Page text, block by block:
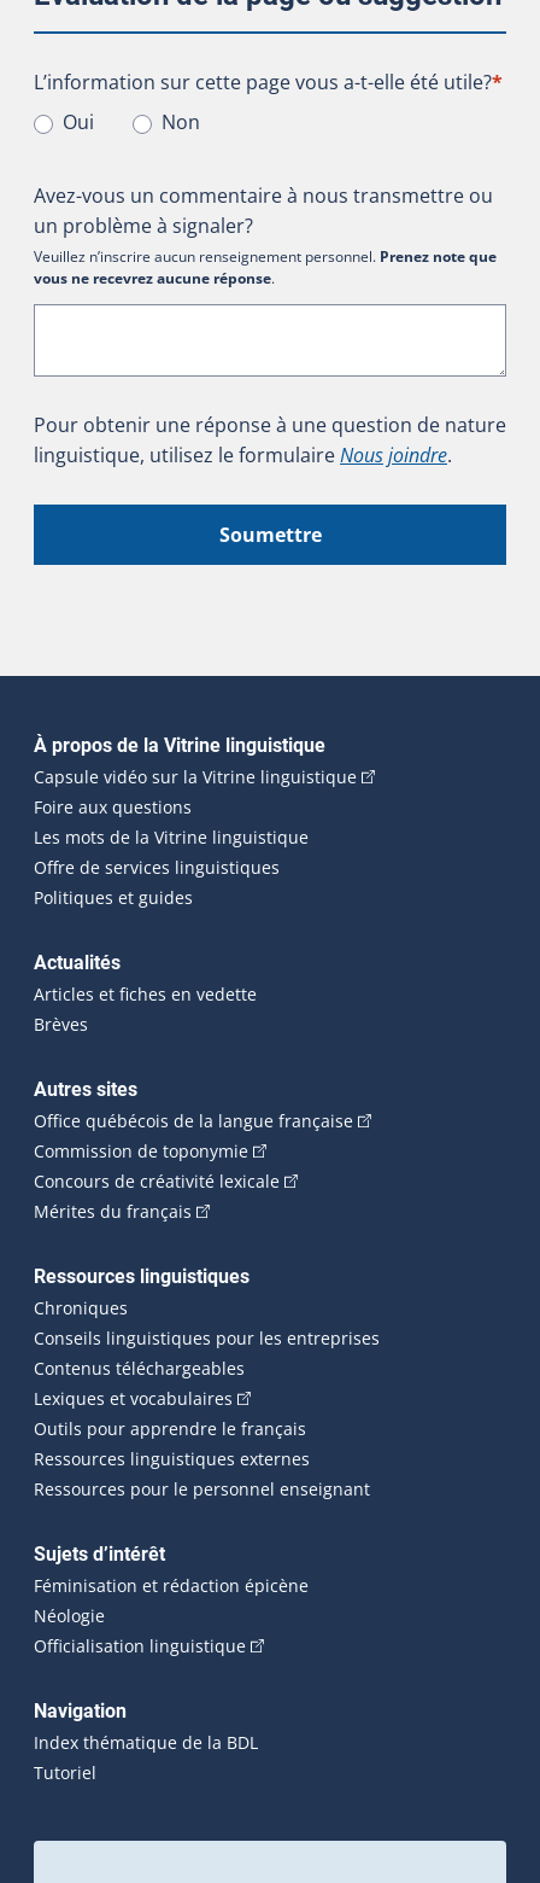
L’information sur cette page vous a-t-elle été utile?
L’information sur cette page vous a-t-elle été utile?*
Oui
Non
Avez-vous un commentaire à nous transmettre ou
un problème à signaler?
Veuillez n’inscrire aucun renseignement personnel. Prenez note que
vous ne recevrez aucune réponse.
Pour obtenir une réponse à une question de nature
linguistique, utilisez le formulaireNous joindre.
Soumettre
Navigation principale
À propos de la Vitrine linguistique
Capsule vidéo sur la Vitrine linguistique(Cet hyperlien
Foire aux questions
Les mots de la Vitrine linguistique
Offre de services linguistiques
Politiques et guides
Actualités
Articles et fiches en vedette
Brèves
Autres sites
Office québécois de la langue française(Cet hyperlien
Commission de toponymie(Cet hyperlien externe s'ouvrira
Concours de créativité lexicale(Cet hyperlien externe
Mérites du français (Cet hyperlien externe s'ouvrira dans une
Ressources linguistiques
Chroniques
Conseils linguistiques pour les entreprises
Contenus téléchargeables
Lexiques et vocabulaires (Cet hyperlien externe s'ouvrira
Outils pour apprendre le français
Ressources linguistiques externes
Ressources pour le personnel enseignant
Sujets d’intérêt
Féminisation et rédaction épicène
Néologie
Officialisation linguistique(Cet hyperlien externe s'ouvrira
Navigation
Index thématique de la BDL
Tutoriel